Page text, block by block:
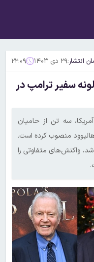
انتشار:۲۹ دی ۱۴۰۳ ۲۲:۰۹
سفیر ترامپ در
سه تن از حامیان
منصوب کرده است.
شد، واکنش‌های متفاوتی را